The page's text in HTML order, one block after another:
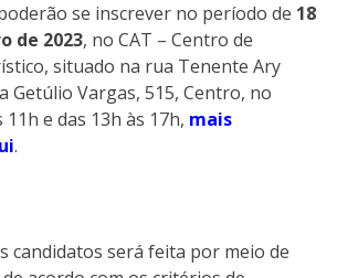
se inscrever no período de 18
de 2023, no CAT – Centro de
situado na rua Tenente Ary
Getúlio Vargas, 515, Centro, no
e das 13h às 17h, mais
.
candidatos será feita por meio de